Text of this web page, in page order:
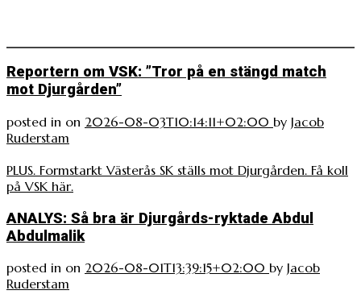
Reportern om VSK: ”Tror på en stängd match
mot Djurgården”
posted in on 2026-08-03T10:14:11+02:00 by Jacob
Ruderstam
PLUS. Formstarkt Västerås SK ställs mot Djurgården. Få koll
på VSK här.
ANALYS: Så bra är Djurgårds-ryktade Abdul
Abdulmalik
posted in on 2026-08-01T13:39:15+02:00 by Jacob
Ruderstam